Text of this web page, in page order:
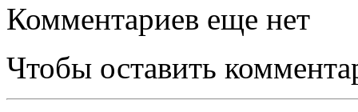
Комментариев еще нет
Чтобы оставить